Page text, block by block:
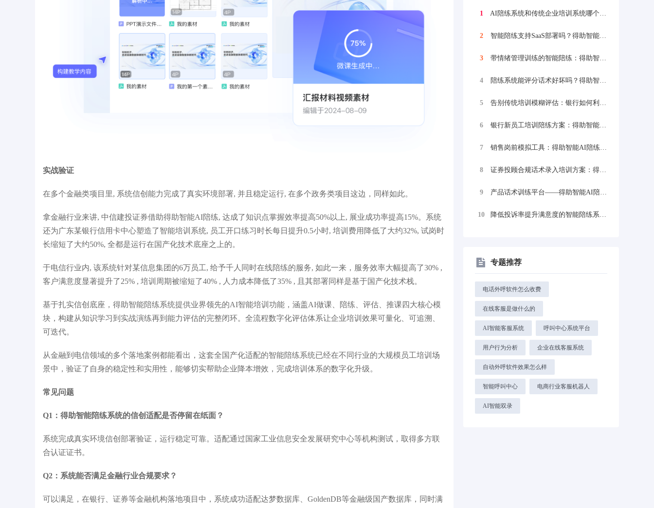
实战验证
在多个金融类项目里, 系统信创能力完成了真实环境部署, 并且稳定运行, 在多个政务类项目这边，同样如此。
拿金融行业来讲, 中信建投证券借助得助智能AI陪练, 达成了知识点掌握效率提高50%以上, 展业成功率提高15%。系统
还为广东某银行信用卡中心塑造了智能培训系统, 员工开口练习时长每日提升0.5小时, 培训费用降低了大约32%, 试岗时
长缩短了大约50%, 全都是运行在国产化技术底座之上的。
于电信行业内, 该系统针对某信息集团的6万员工, 给予千人同时在线陪练的服务, 如此一来，服务效率大幅提高了30% ,
客户满意度显著提升了25% , 培训周期被缩短了40% , 人力成本降低了35% , 且其部署同样是基于国产化技术栈。
基于扎实信创底座，得助智能陪练系统提供业界领先的AI智能培训功能，涵盖AI做课、陪练、评估、推课四大核心模
块，构建从知识学习到实战演练再到能力评估的完整闭环。全流程数字化评估体系让企业培训效果可量化、可追溯、
可迭代。
从金融到电信领域的多个落地案例都能看出，这套全国产化适配的智能陪练系统已经在不同行业的大规模员工培训场
景中，验证了自身的稳定性和实用性，能够切实帮助企业降本增效，完成培训体系的数字化升级。
常见问题
Q1：得助智能陪练系统的信创适配是否停留在纸面？
系统完成真实环境信创部署验证，运行稳定可靠。适配通过国家工业信息安全发展研究中心等机构测试，取得多方联
合认证证书。
Q2：系统能否满足金融行业合规要求？
可以满足，在银行、证券等金融机构落地项目中，系统成功适配达梦数据库、GoldenDB等金融级国产数据库，同时满
1 AI陪练系统和传统企业培训系统哪个更好？...
2 智能陪练支持SaaS部署吗？得助智能可以...
3 带情绪管理训练的智能陪练：得助智能陪练为...
4 陪练系统能评分话术好坏吗？得助智能AI陪...
5 告别传统培训模糊评估：银行如何利用培训效...
6 银行新员工培训陪练方案：得助智能AI陪练...
7 销售岗前模拟工具：得助智能AI陪练如何重...
8 证券投顾合规话术录入培训方案：得助智能A...
9 产品话术训练平台——得助智能AI陪练，让...
10 降低投诉率提升满意度的智能陪练系统：得助...
专题推荐
电话外呼软件怎么收费
在线客服是做什么的
AI智能客服系统 呼叫中心系统平台
用户行为分析 企业在线客服系统
自动外呼软件效果怎么样
智能呼叫中心 电商行业客服机器人
AI智能双录